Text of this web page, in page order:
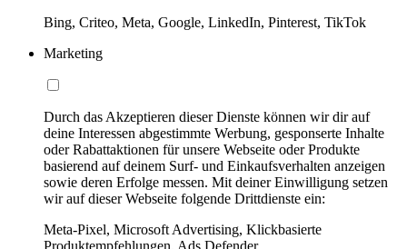
Bing, Criteo, Meta, Google, LinkedIn, Pinterest, TikTok
Marketing
Durch das Akzeptieren dieser Dienste können wir dir auf
deine Interessen abgestimmte Werbung, gesponserte Inhalte
oder Rabattaktionen für unsere Webseite oder Produkte
basierend auf deinem Surf- und Einkaufsverhalten anzeigen
sowie deren Erfolge messen. Mit deiner Einwilligung setzen
wir auf dieser Webseite folgende Drittdienste ein:
Meta-Pixel, Microsoft Advertising, Klickbasierte
Produktempfehlungen, Ads Defender